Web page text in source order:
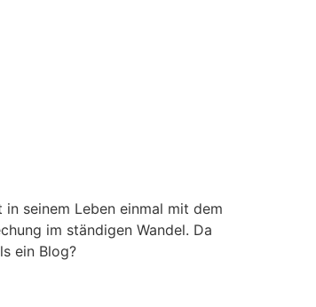
seinem Leben einmal mit dem
im ständigen Wandel. Da
ein Blog?